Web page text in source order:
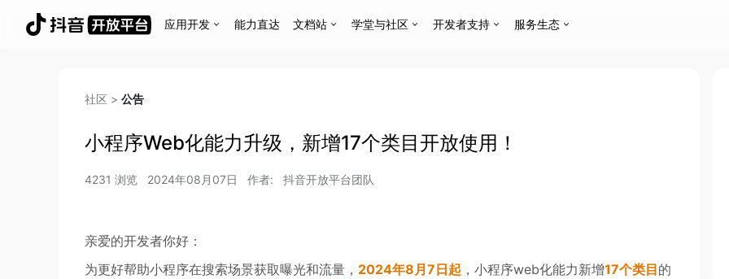
应用开发 能力直达 文档站 学堂与社区 开发者支持 服务生态
社区 > 公告
小程序Web化能力升级，新增17个类目开放使用！
4231 浏览 2024年08月07日 作者: 抖音开放平台团队
亲爱的开发者你好：
为更好帮助小程序在搜索场景获取曝光和流量， 2024年8月7日起 ，小程序web化能力新增17个类目的